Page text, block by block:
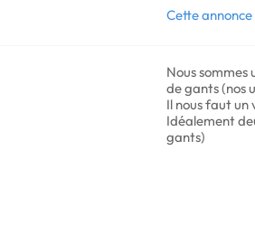
Cette
Nous
de gants (nos
Il nous faut un
Idéalement
gants)